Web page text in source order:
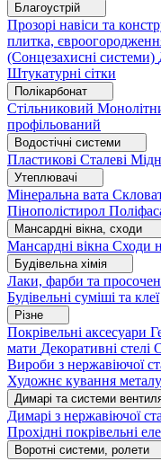
Благоустрій
Прозорі навіси та
плитка,
(Сонцезахисні системи)
Штукатурні сітки
Полікарбонат
Стільниковий
профільований
Водостічні системи
Пластикові Сталеві
Утеплювачі
Мінеральна вата
Пінополістирол
Мансардні вікна, сходи
Мансардні вікна Сходи
Будівельна хімія
Лаки, фарби та
Будівельні суміші та клеї
Різне
Покрівельні аксесуари
мати Декоративні стелі
Вироби з нержавіючої
Художнє кування металу
Димарі та системи
Димарі з нержавіючої
Прохідні покрівельні
Воротні системи, ролети